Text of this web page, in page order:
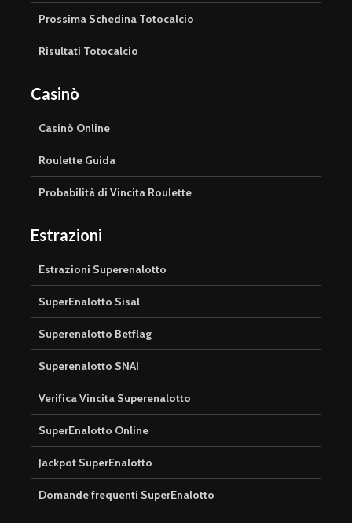
Prossima Schedina Totocalcio
Risultati Totocalcio
Casinò
Casinò Online
Roulette Guida
Probabilità di Vincita Roulette
Estrazioni
Estrazioni Superenalotto
SuperEnalotto Sisal
Superenalotto Betflag
Superenalotto SNAI
Verifica Vincita Superenalotto
SuperEnalotto Online
Jackpot SuperEnalotto
Domande frequenti SuperEnalotto